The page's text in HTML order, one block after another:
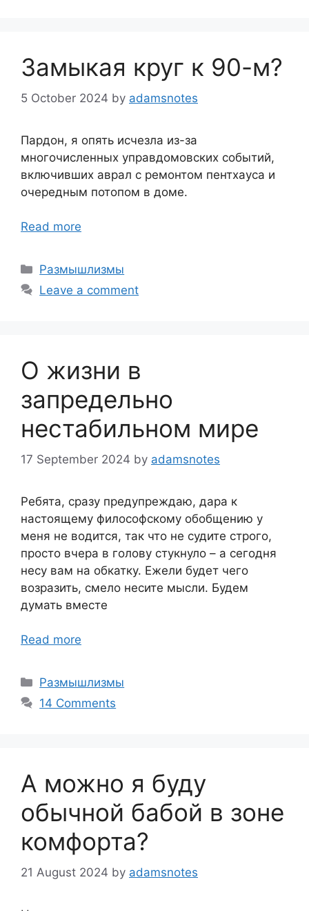
Замыкая круг к 90-м?
5 October 2024 by adamsnotes
Пардон, я опять исчезла из-за
многочисленных управдомовских событий,
включивших аврал с ремонтом пентхауса и
очередным потопом в доме.
Read more
Categories
Размышлизмы
Leave a comment
О жизни в
запредельно
нестабильном мире
17 September 2024 by adamsnotes
Ребята, сразу предупреждаю, дара к
настоящему философскому обобщению у
меня не водится, так что не судите строго,
просто вчера в голову стукнуло – а сегодня
несу вам на обкатку. Ежели будет чего
возразить, смело несите мысли. Будем
думать вместе
Read more
Categories
Размышлизмы
14 Comments
А можно я буду
обычной бабой в зоне
комфорта?
21 August 2024 by adamsnotes